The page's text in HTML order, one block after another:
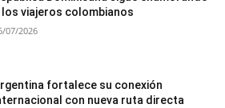
los viajeros colombianos
07/2026
fortalece su conexión
con nueva ruta directa